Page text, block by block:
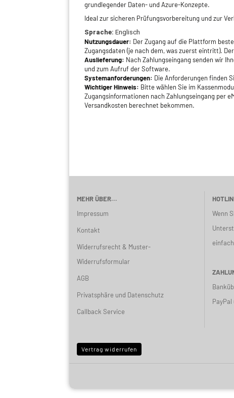
grundlegender Daten- und Azure-Konzepte.
Ideal zur sicheren Prüfungsvorbereitung und zur
Sprache: Englisch
Nutzungsdauer: Der Zugang auf die Plattform
Zugangsdaten (je nach dem, was zuerst eintritt).
Auslieferung: Nach Zahlungseingang senden wir
und zum Aufruf der Software.
Systemanforderungen: Die Anforderungen finden
Wichtiger Hinweis: Bitte wählen Sie im
Zugangsinformationen nach Zahlungseingang per
Versandkosten berechnet bekommen.
MEHR ÜBER...
Impressum
Kontakt
Widerrufsrecht & Muster-
Widerrufsformular
AGB
Privatsphäre und Datenschutz
Callback Service
Wenn
Vertrag widerrufen